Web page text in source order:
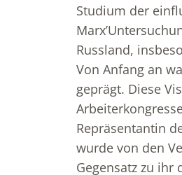
Studium der
Russland,
Von Anfang an
geprägt. Diese
Repräsentantin
wurde von den
Gegensatz zu